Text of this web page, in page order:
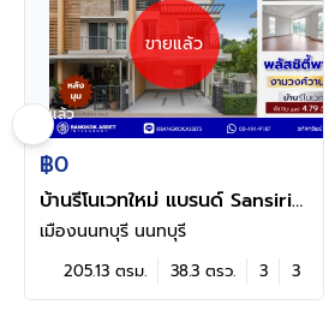
ดูแล้ว
ขายแล้ว
฿0
บ้านรีโนเวทใหม่ แบรนด์ Sansiri
โครงการ พลัสซิตี้พาร์ค
งามวงศ์วาน25 ทาวน์โฮม 3 ชั้น
หลังมุม 38.3 ร.ว. พื้นที่ใช้สอย
เมืองนนทบุรี นนทบุรี
205.13 ตรม. 38.3 ตรว. 3 3